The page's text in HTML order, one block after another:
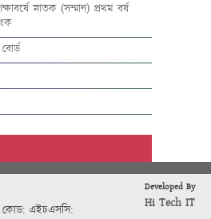
স্নাতক (সম্মান) প্রথম বর্ষ
কোড: এইচএসসি:
Developed By
Hi Tech IT